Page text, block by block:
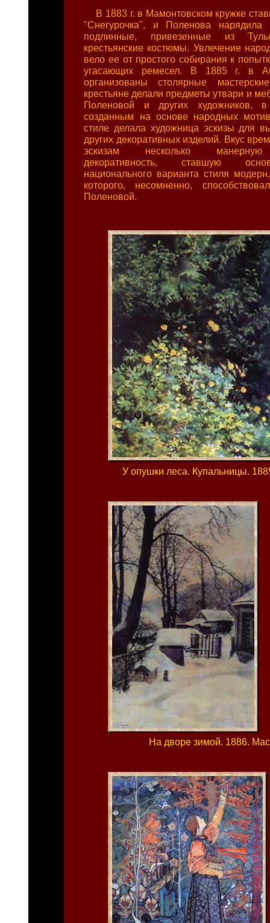
В 1883 г. в Мамонтовском кружке
"Снегурочка", и Поленова нарядила
подлинные, привезенные из
крестьянские костюмы. Увлечение
вело ее от простого собирания к
угасающих ремесел. В 1885 г. в
организованы столярные
крестьяне делали предметы утвари и
Поленовой и других художников,
созданным на основе народных
стиле делала художница эскизы для
других декоративных изделий. Вкус
эскизам несколько манерную
декоративность, ставшую
национального варианта стиля
которого, несомненно,
Поленовой.
У опушки леса. Купальницы.
На дворе зимой. 1886.